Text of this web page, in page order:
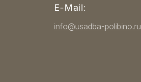
E-Mail:
info@usadba-polibino.ru